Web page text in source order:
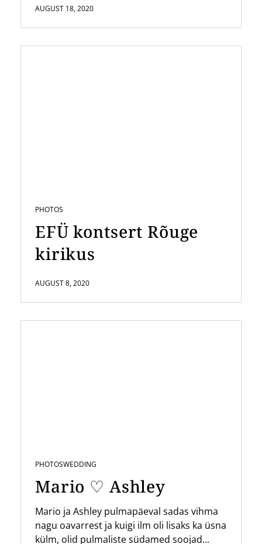
AUGUST 18, 2020
PHOTOS
EFÜ kontsert Rõuge
kirikus
AUGUST 8, 2020
PHOTOSWEDDING
Mario ♡ Ashley
Mario ja Ashley pulmapäeval sadas vihma
nagu oavarrest ja kuigi ilm oli lisaks ka üsna
külm, olid pulmaliste südamed soojad...